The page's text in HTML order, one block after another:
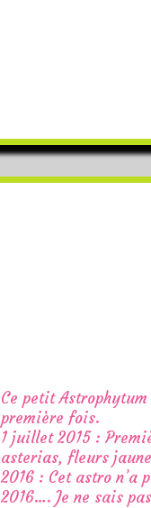
Ce petit
première fois.
1 juillet 2015 :
asterias, fleurs
2016 : Cet astro n’a
2016…. Je ne sais